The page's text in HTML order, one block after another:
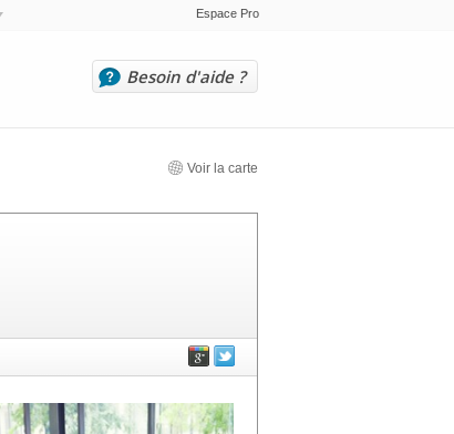
Espace Pro
Besoin d'aide ?
Voir la carte